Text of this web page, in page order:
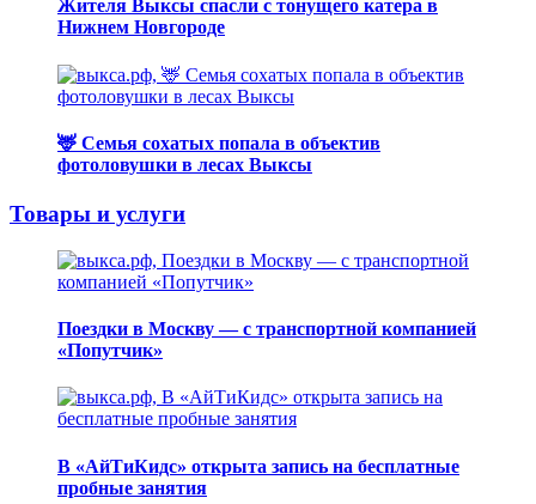
Жителя Выксы спасли с тонущего катера в
Нижнем Новгороде
🦌 Семья сохатых попала в объектив
фотоловушки в лесах Выксы
Товары и услуги
Поездки в Москву — с транспортной компанией
«Попутчик»
В «АйТиКидс» открыта запись на бесплатные
пробные занятия